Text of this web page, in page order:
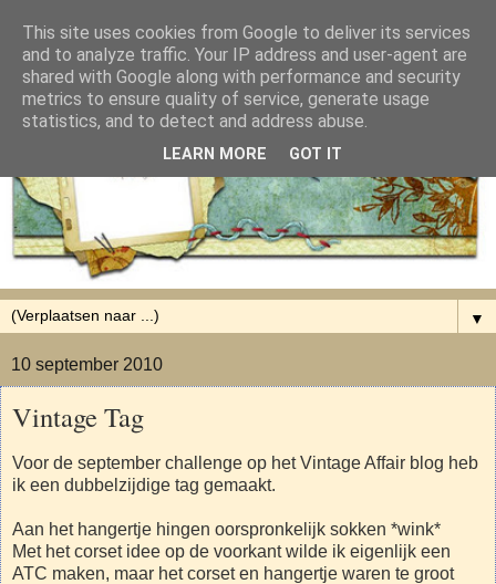
▼
10 september 2010
Vintage Tag
Voor de september challenge op het Vintage Affair blog heb
ik een dubbelzijdige tag gemaakt.
Aan het hangertje hingen oorspronkelijk sokken *wink*
Met het corset idee op de voorkant wilde ik eigenlijk een
ATC maken, maar het corset en hangertje waren te groot
This site uses cookies from Google to deliver its services
and to analyze traffic. Your IP address and user-agent are
shared with Google along with performance and security
metrics to ensure quality of service, generate usage
statistics, and to detect and address abuse.
LEARN MORE GOT IT